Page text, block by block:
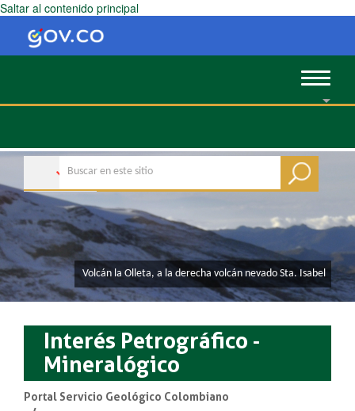
Saltar al contenido principal
Toggle
​ Volcán la Olleta, a la derecha volcán nevado Sta. Isabel
Interés Petrográfico -
Mineralógico
Portal Servicio Geológico Colombiano